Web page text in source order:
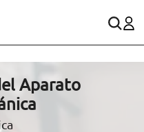
Aparato